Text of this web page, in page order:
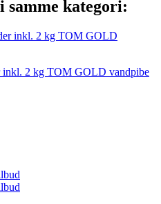
samme kategori:
inkl. 2 kg TOM GOLD vandpibe